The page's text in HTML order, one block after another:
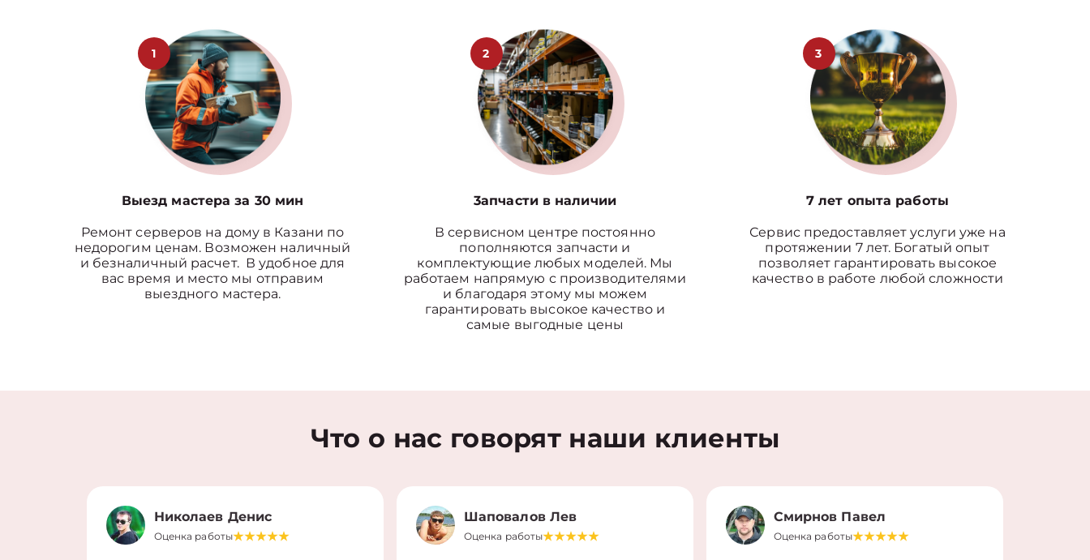
1
Выезд мастера за 30 мин
Ремонт серверов на дому в Казани по
недорогим ценам. Возможен наличный
и безналичный расчет. В удобное для
вас время и место мы отправим
выездного мастера.
2
3апчасти в наличии
В сервисном центре постоянно
пополняются запчасти и
комплектующие любых моделей. Мы
работаем напрямую с производителями
и благодаря этому мы можем
гарантировать высокое качество и
самые выгодные цены
3
7 лет опыта работы
Сервис предоставляет услуги уже на
протяжении 7 лет. Богатый опыт
позволяет гарантировать высокое
качество в работе любой сложности
Что о нас говорят наши клиенты
Николаев Денис
Оценка работы
Шаповалов Лев
Оценка работы
Смирнов Павел
Оценка работы